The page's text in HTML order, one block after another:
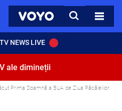
VOYO
CAUTA
TOATE
NEWS LIVE
ale dimineții
Prima Doamnă a SUA de Ziua Păcălelilor.